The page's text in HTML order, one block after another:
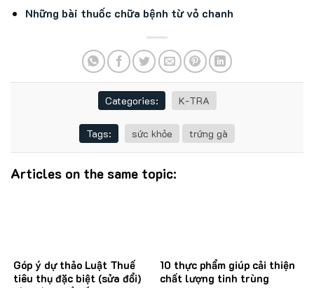
Những bài thuốc chữa bệnh từ vỏ chanh
Categories: K-TRA
Tags: sức khỏe trứng gà
Articles on the same topic:
Góp ý dự thảo Luật Thuế
tiêu thụ đặc biệt (sửa đổi)
10 thực phẩm giúp cải thiện
chất lượng tinh trùng